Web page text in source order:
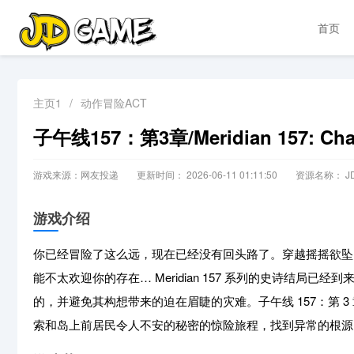
首页
主页1 / 动作冒险ACT
子午线157：第3章/Meridian 157:
游戏来源：网友投递 更新时间： 2026-06-11 01:11:50 资源名称：
游戏介绍
你已经冒险了这么远，现在已经没有回头路了。穿越摇摇欲
能不太欢迎你的存在… Meridian 157 系列的史诗结局已经到
的，并避免其构想带来的迫在眉睫的灾难。子午线 157：第
索和岛上前居民令人不安的秘密的惊险旅程，找到异常的根